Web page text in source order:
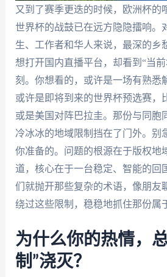
又到了赛季更迭的时候，欧洲杯的
世界杯的战鼓已在远方隐隐擂响。
生、工作者和华人来说，最深的乡
想打开国内直播平台，却看到“当
刻。你想看的，或许是一场有熟悉
或许是即将到来的世界杯预选赛，
或是美国对阵巴拉圭。那份与同胞
冷冰冰的地域限制挡在了门外。别
你准备的。问题的根源在于版权地
道，核心在于一台稳定、智能的回
们就抛开那些复杂的术语，像朋友
绕过这些限制，稳稳地抓住那份属
为什么你的热情，
制”浇灭？